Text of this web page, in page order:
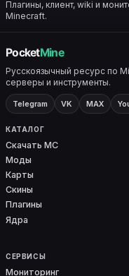
Плагины, клиент, wiki и
Minecraft.
Русскоязычный ресурс по
серверы и инструменты.
Telegram VK MAX
КАТАЛОГ
Скачать MC
Моды
Карты
Скины
Плагины
Ядра
СЕРВИСЫ
Мониторинг